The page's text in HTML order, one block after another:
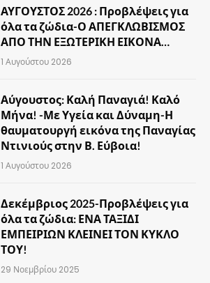
ΑΥΓΟΥΣΤΟΣ 2026 : Προβλέψεις για
όλα τα ζώδια-Ο ΑΠΕΓΚΛΩΒΙΣΜΟΣ
ΑΠΟ ΤΗΝ ΕΞΩΤΕΡΙΚΗ ΕΙΚΟΝΑ…
1 Αυγούστου 2026
Αύγουστος: Καλή Παναγιά! Καλό
Μήνα! -Με Υγεία και Δύναμη-Η
θαυματουργή εικόνα της Παναγίας
Ντινιούς στην Β. Εύβοια!
1 Αυγούστου 2026
Δεκέμβριος 2025-Προβλέψεις για
όλα τα ζώδια: ΕΝΑ ΤΑΞΙΔΙ
ΕΜΠΕΙΡΙΩΝ ΚΛΕΙΝΕΙ ΤΟΝ ΚΥΚΛΟ
ΤΟΥ!
29 Νοεμβρίου 2025